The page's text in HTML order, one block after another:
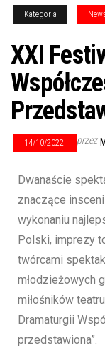
Kategoria
XXI
14/10/2022 przez
Dwanaście
znaczące
wykonaniu
Polski, imprezy
twórcami
młodzieżowych
miłośników
Dramaturgii
przedstawiona”.